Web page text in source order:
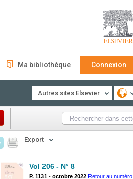
Ma bibliothèque Connexion
Autres sites Elsevier
Export
Vol 206 - N° 8
P. 1131 - octobre 2022 Retour au numéro